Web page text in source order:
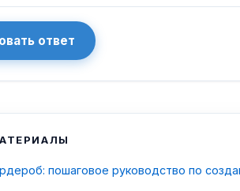
ответ
пошаговое руководство по